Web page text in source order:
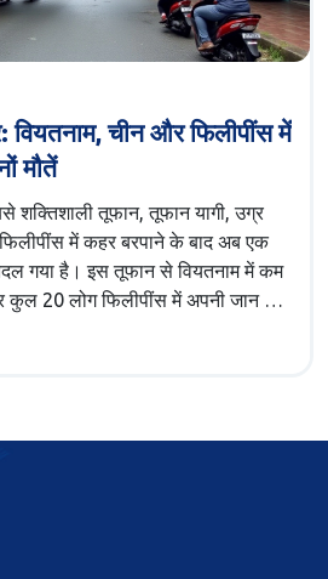
वियतनाम, चीन और फिलीपींस में
मौतें
शक्तिशाली तूफान, तूफान यागी, उग्र
में कहर बरपाने के बाद अब एक
गया है। इस तूफान से वियतनाम में कम
20 लोग फिलीपींस में अपनी जान गंवा
पर बिजली और संचार सेवाओं को